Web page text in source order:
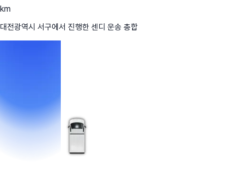
km
대전광역시 서구에서 진행한 센디 운송 총합